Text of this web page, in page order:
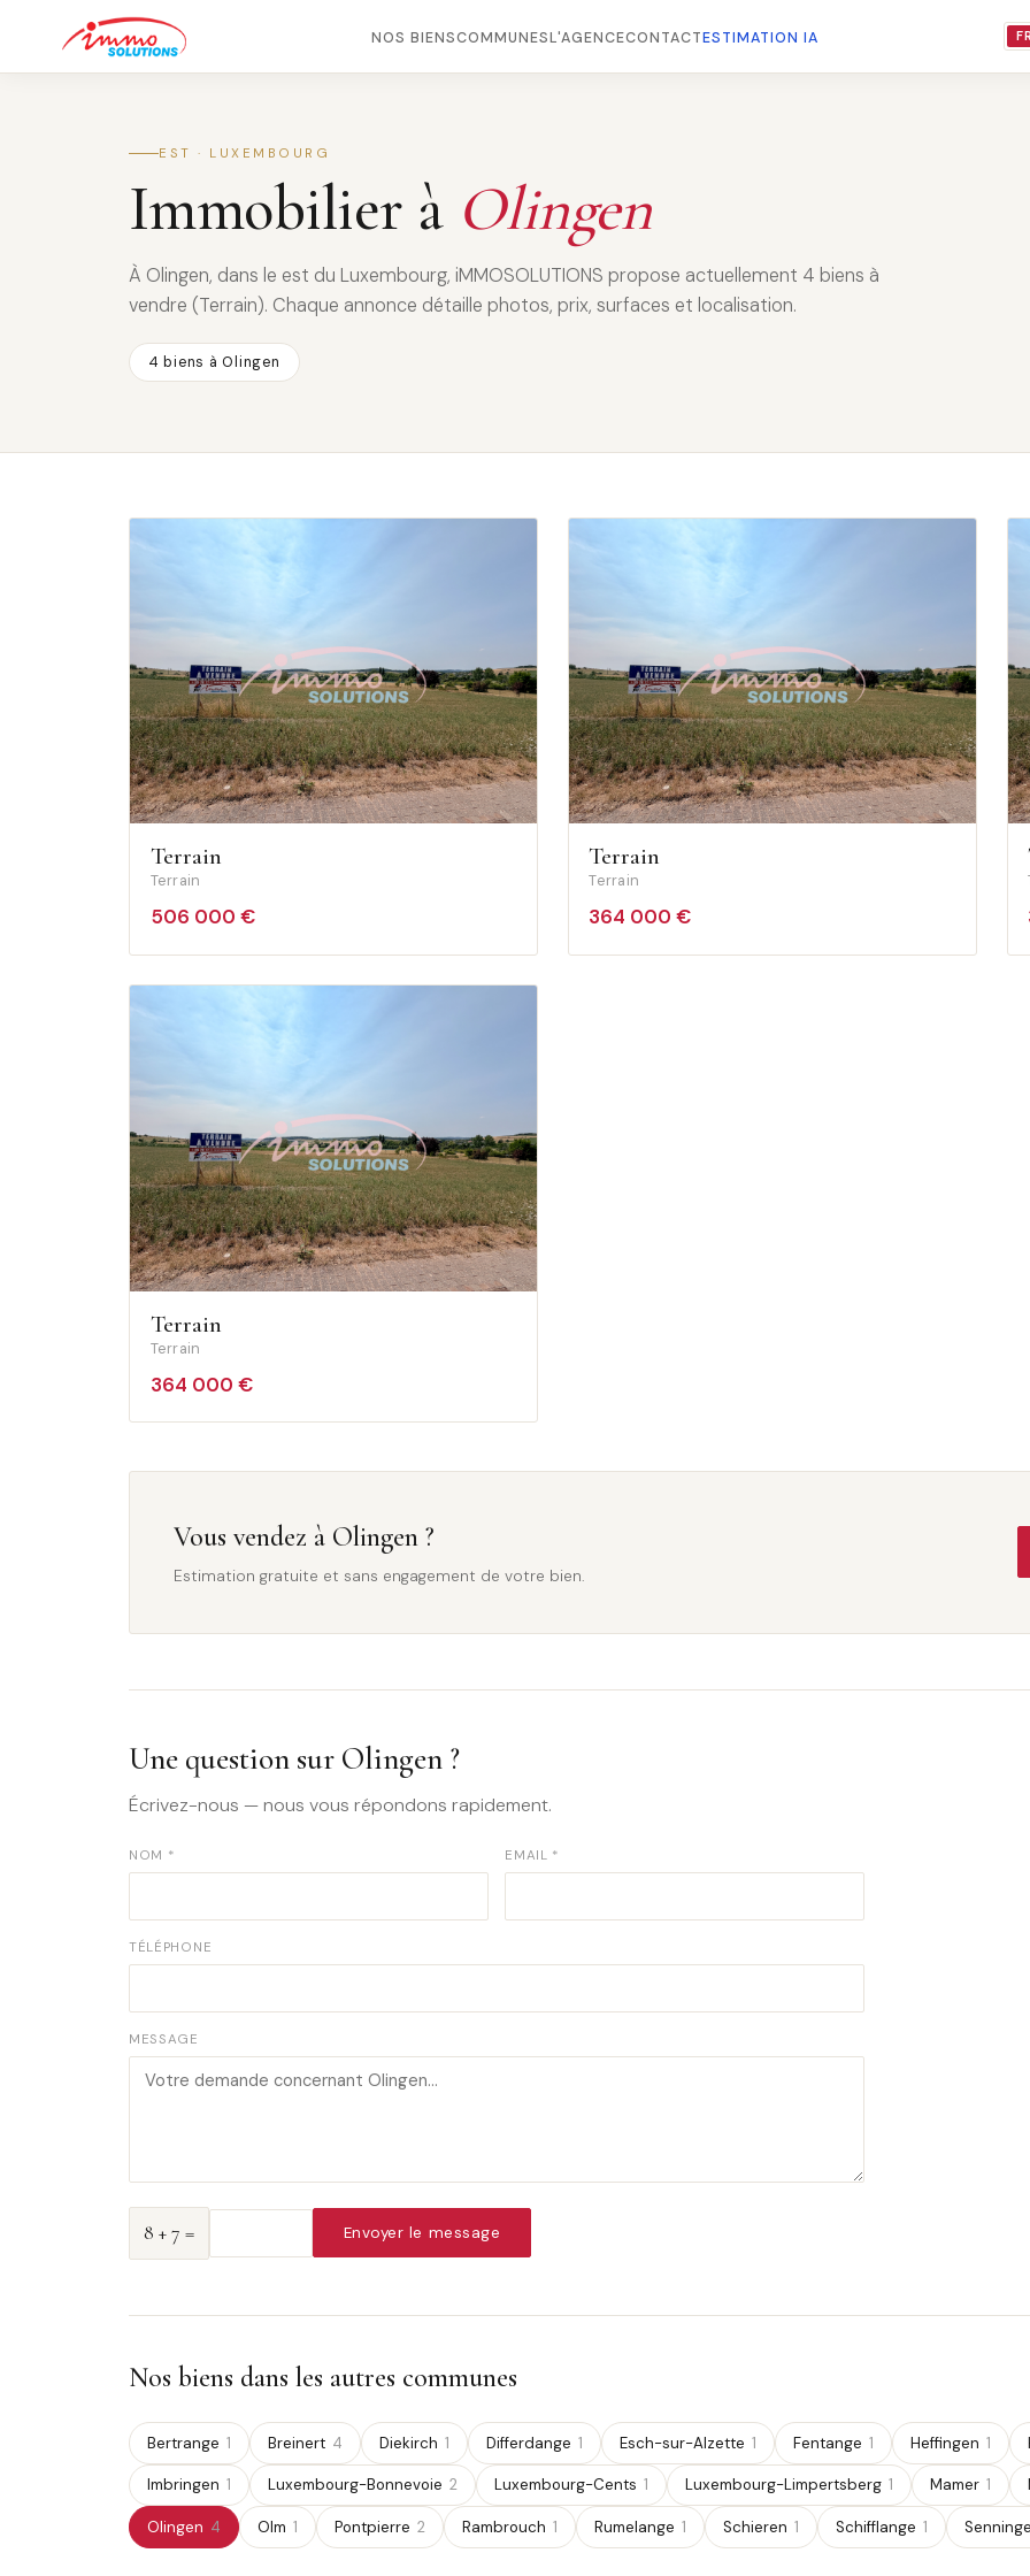
NOS BIENSCOMMUNESL'AGENCECONTACTESTIMATION IA FR
EST · LUXEMBOURG
Immobilier à Olingen
À Olingen, dans le est du Luxembourg, iMMOSOLUTIONS propose actuellement 4 biens à
vendre (Terrain). Chaque annonce détaille photos, prix, surfaces et localisation.
4 biens à Olingen
Terrain
Terrain
506 000 €
Terrain
Terrain
364 000 €
Terrain
Terrain
364 000 €
Vous vendez à Olingen ?
Estimation gratuite et sans engagement de votre bien.
Une question sur Olingen ?
Écrivez-nous — nous vous répondons rapidement.
NOM * EMAIL *
TÉLÉPHONE
MESSAGE
8 + 7 = Envoyer le message
Nos biens dans les autres communes
Bertrange 1 Breinert 4 Diekirch 1 Differdange 1 Esch-sur-Alzette 1 Fentange 1 Heffingen 1
Imbringen 1 Luxembourg-Bonnevoie 2 Luxembourg-Cents 1 Luxembourg-Limpertsberg 1 Mamer 1
Olingen 4 Olm 1 Pontpierre 2 Rambrouch 1 Rumelange 1 Schieren 1 Schifflange 1